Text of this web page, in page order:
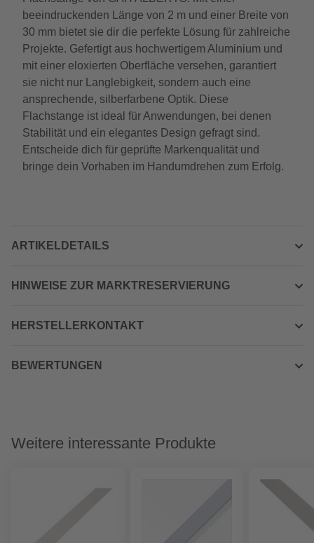
beeindruckenden Länge von 2 m und einer Breite von
30 mm bietet sie dir die perfekte Lösung für zahlreiche
Projekte. Gefertigt aus hochwertigem Aluminium und
mit einer eloxierten Oberfläche versehen, garantiert
sie nicht nur Langlebigkeit, sondern auch eine
ansprechende, silberfarbene Optik. Diese
Flachstange ist ideal für Anwendungen, bei denen
Stabilität und ein elegantes Design gefragt sind.
Entscheide dich für geprüfte Markenqualität und
bringe dein Vorhaben im Handumdrehen zum Erfolg.
ARTIKELDETAILS
HINWEISE ZUR MARKTRESERVIERUNG
HERSTELLERKONTAKT
BEWERTUNGEN
Weitere interessante Produkte